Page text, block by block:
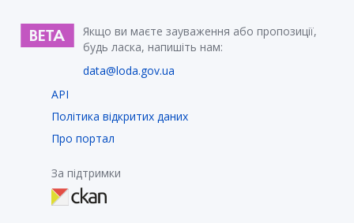
Якщо ви маєте зауваження або пропозиції,
будь ласка, напишіть нам:
data@loda.gov.ua
API
Політика відкритих даних
Про портал
За підтримки